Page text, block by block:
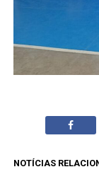
NOTÍCIAS